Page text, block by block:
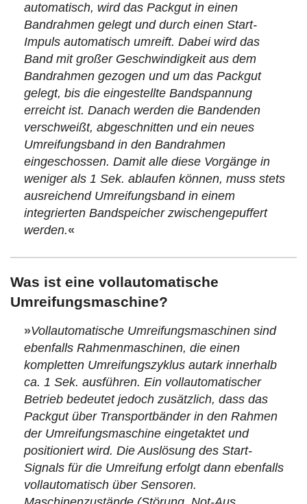
automatisch, wird das Packgut in einen
Bandrahmen gelegt und durch einen Start-
Impuls automatisch umreift. Dabei wird das
Band mit großer Geschwindigkeit aus dem
Bandrahmen gezogen und um das Packgut
gelegt, bis die eingestellte Bandspannung
erreicht ist. Danach werden die Bandenden
verschweißt, abgeschnitten und ein neues
Umreifungsband in den Bandrahmen
eingeschossen. Damit alle diese Vorgänge in
weniger als 1 Sek. ablaufen können, muss stets
ausreichend Umreifungsband in einem
integrierten Bandspeicher zwischengepuffert
werden.«
Was ist eine vollautomatische
Umreifungsmaschine?
»Vollautomatische Umreifungsmaschinen sind
ebenfalls Rahmenmaschinen, die einen
kompletten Umreifungszyklus autark innerhalb
ca. 1 Sek. ausführen. Ein vollautomatischer
Betrieb bedeutet jedoch zusätzlich, dass das
Packgut über Transportbänder in den Rahmen
der Umreifungsmaschine eingetaktet und
positioniert wird. Die Auslösung des Start-
Signals für die Umreifung erfolgt dann ebenfalls
vollautomatisch über Sensoren.